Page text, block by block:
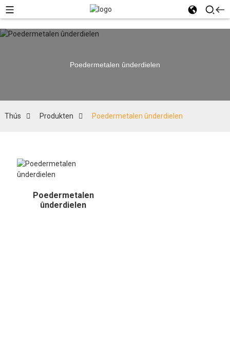
Poedermetalen ûnderdielen
Thús Produkten Poedermetalen ûnderdielen
Poedermetalen
ûnderdielen